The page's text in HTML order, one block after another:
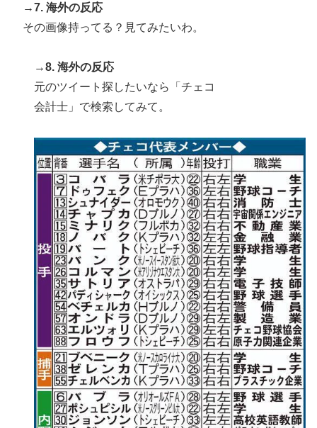
→7. 海外の反応
その画像持ってる？見てみたいわ。
→8. 海外の反応
元のツイート探したいなら「チェコ
会計士」で検索してみて。